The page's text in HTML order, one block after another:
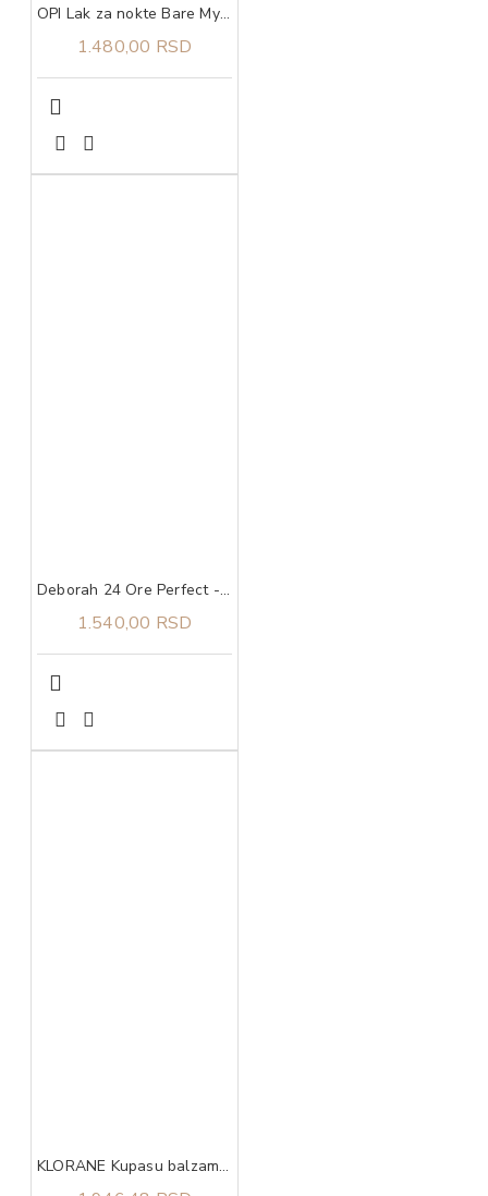
OPI Lak za nokte Bare My Soul
1.480,00 RSD
Deborah 24 Ore Perfect - kompaktni matirajući presovani puder 4
1.540,00 RSD
KLORANE Kupasu balzam 200ml